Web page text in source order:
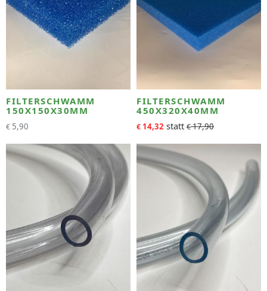
FILTERSCHWAMM
150X150X30MM
€ 5,90
FILTERSCHWAMM
450X320X40MM
€ 14,32 €17,90